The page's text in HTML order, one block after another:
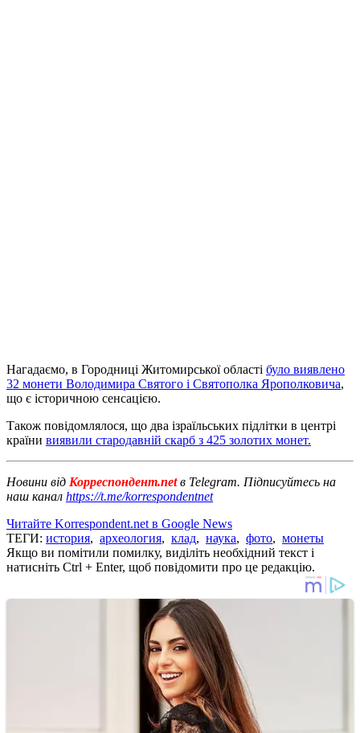
Нагадаємо, в Городниці Житомирської області було виявлено
32 монети Володимира Святого і Святополка Ярополковича,
що є історичною сенсацією.
Також повідомлялося, що два ізраїльських підлітки в центрі
країни виявили стародавній скарб з 425 золотих монет.
Новини від Корреспондент.netв Telegram. Підписуйтесь на
наш канал https://t.me/korrespondentnet
Читайте Korrespondent.net в Google News
ТЕГИ: история, археология, клад, наука, фото, монеты
Якщо ви помітили помилку, виділіть необхідний текст і
натисніть Ctrl + Enter, щоб повідомити про це редакцію.